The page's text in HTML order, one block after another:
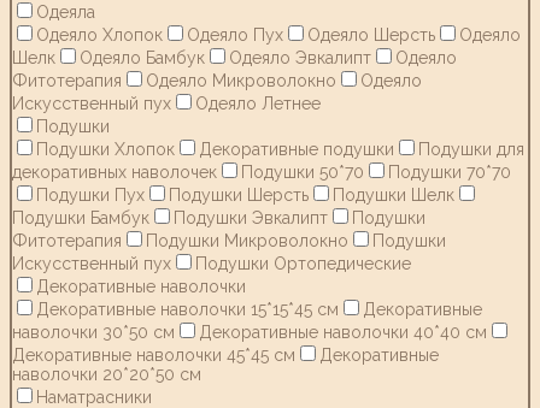
Одеяла
Одеяло Хлопок
Одеяло Пух Одеяло Шерсть
Одеяло
Шелк
Одеяло Бамбук Одеяло Эвкалипт
Одеяло
Фитотерапия
Одеяло Микроволокно
Одеяло
Искусственный пух
Одеяло Летнее
Подушки
Подушки Хлопок
Декоративные подушки
Подушки для
декоративных наволочек
Подушки 50*70
Подушки 70*70
Подушки Пух
Подушки Шерсть
Подушки Шелк
Подушки Бамбук
Подушки Эвкалипт
Подушки
Фитотерапия
Подушки Микроволокно
Подушки
Искусственный пух
Подушки Ортопедические
Декоративные наволочки
Декоративные наволочки 15*15*45 см
Декоративные
наволочки 30*50 см
Декоративные наволочки 40*40 см
Декоративные наволочки 45*45 см
Декоративные
наволочки 20*20*50 см
Наматрасники